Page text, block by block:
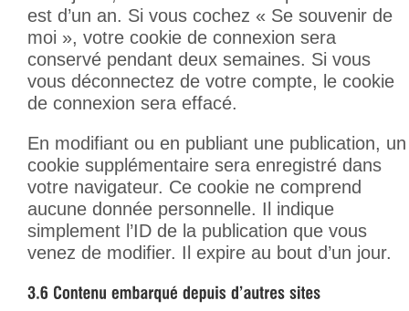
est d’un an. Si vous cochez « Se souvenir de
moi », votre cookie de connexion sera
conservé pendant deux semaines. Si vous
vous déconnectez de votre compte, le cookie
de connexion sera effacé.
En modifiant ou en publiant une publication, un
cookie supplémentaire sera enregistré dans
votre navigateur. Ce cookie ne comprend
aucune donnée personnelle. Il indique
simplement l’ID de la publication que vous
venez de modifier. Il expire au bout d’un jour.